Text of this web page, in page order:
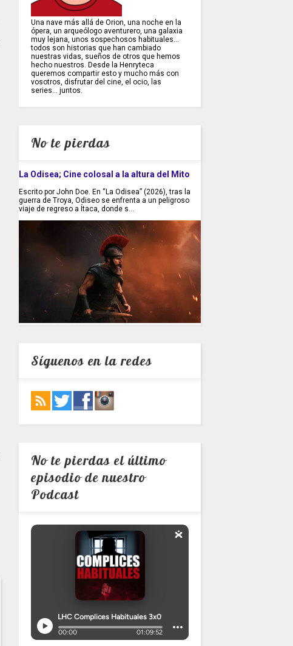
Una nave más allá de Orion, una noche en la
ópera, un arqueólogo aventurero, una galaxia
muy lejana, unos sospechosos habituales...
todos son historias que han cambiado
nuestras vidas, sueños de otros que hemos
hecho nuestros. Desde la Henryteca
queremos compartir esto y mucho más con
vosotros, disfrutar del cine, el ocio, las
series... juntos.
No te pierdas
La Odisea; Cine colosal a la altura del Mito
Escrito por John Doe. En “La Odisea” (2026), tras la
guerra de Troya, Odiseo se enfrenta a un peligroso
viaje de regreso a Ítaca, donde s...
Síguenos en la redes
No te pierdas el último
episodio de nuestro
Podcast